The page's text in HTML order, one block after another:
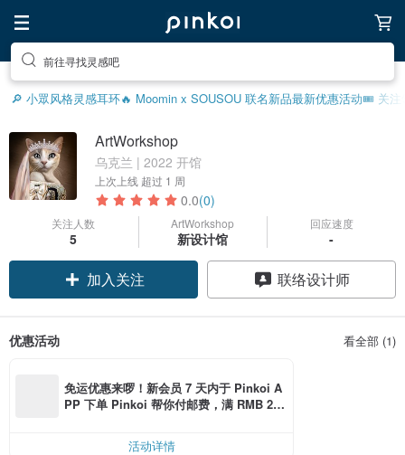
前往寻找灵感吧
🔎 小眾风格灵感耳环🔥 Moomin x SOUSOU 联名新品最新优惠活动🎟️ 关注
ArtWorkshop
乌克兰 | 2022 开馆
上次上线 超过 1 周
0.0(0)
关注人数
5
ArtWorkshop
新设计馆
回应速度
-
加入关注 联络设计师
优惠活动 看全部 (1)
免运优惠来啰！新会员 7 天内于 Pinkoi A
PP 下单 Pinkoi 帮你付邮费，满 RMB 25
活动详情